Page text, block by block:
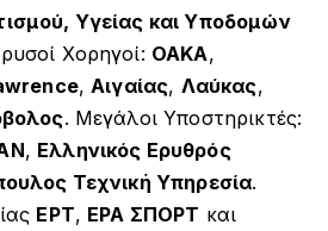
Υγείας και Υποδομών
Χορηγοί: OAKA,
,Αιγαίας, Λαύκας,
. Μεγάλοι Υποστηρικτές:
, Ελληνικός Ερυθρός
Τεχνική Υπηρεσία.
ΕΡΤ, ΕΡΑ ΣΠΟΡΤ και